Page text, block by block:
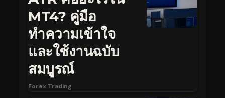
MT4? คู่มือ
ทำความเข้าใจ
และใช้งานฉบับ
สมบูรณ์
Forex Trading